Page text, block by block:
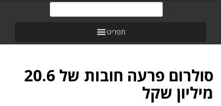
תפריט
סולרום פרעה חובות של 20.6
מיליון שקל